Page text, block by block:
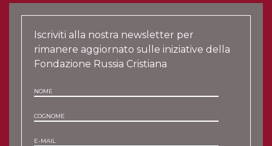
Iscriviti alla nostra newsletter per
rimanere aggiornato sulle iniziative della
Fondazione Russia Cristiana
NOME
COGNOME
E-MAIL